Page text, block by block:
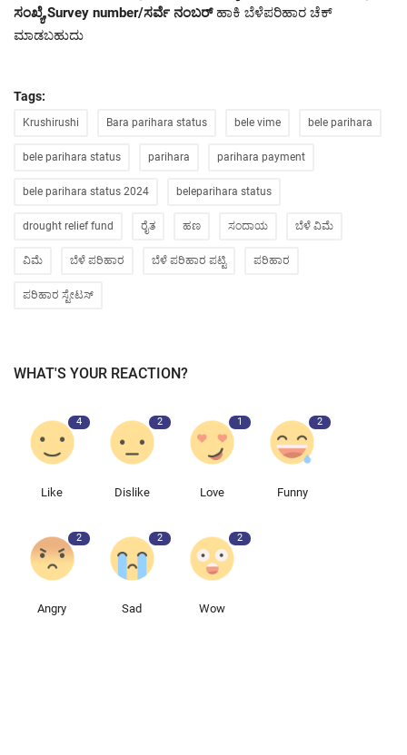
ಸಂಖ್ಯೆ,Survey number/ಸರ್ವೆ ನಂಬರ್ಹಾಕಿ ಬೆಳೆಪರಿಹಾರ ಚೆಕ್
ಮಾಡಬಹುದು
Tags:
Krushirushi Bara parihara status bele vime bele parihara
bele parihara status parihara parihara payment
bele parihara status 2024 beleparihara status
drought relief fund ರೈತ ಹಣ ಸಂದಾಯ ಬೆಳೆ ವಿಮೆ
ವಿಮೆ ಬೆಳೆ ಪರಿಹಾರ ಬೆಳೆ ಪರಿಹಾರ ಪಟ್ಟಿ ಪರಿಹಾರ
ಪರಿಹಾರ ಸ್ಟೇಟಸ್
WHAT'S YOUR REACTION?
4
Like
2
Dislike
1
Love
2
Funny
2
Angry
2
Sad
2
Wow